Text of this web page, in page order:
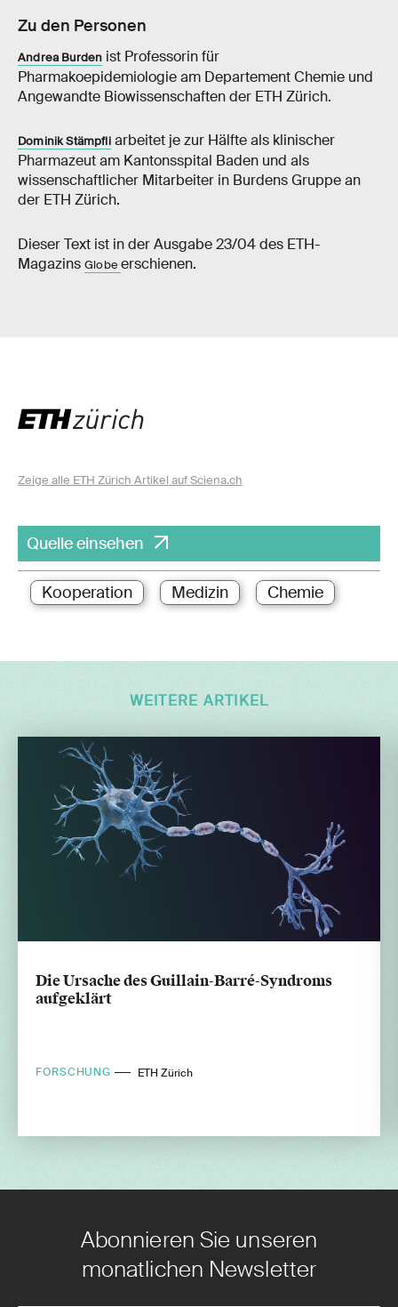
Zu den Personen
Andrea Burden ist Professorin für
Pharmakoepidemiologie am Departement Chemie und
Angewandte Biowissenschaften der ETH Zürich.
Dominik Stämpfliarbeitet je zur Hälfte als klinischer
Pharmazeut am Kantonsspital Baden und als
wissenschaftlicher Mitarbeiter in Burdens Gruppe an
der ETH Zürich.
Dieser Text ist in der Ausgabe 23/04 des ETH-​​​​​
Magazins Globeerschienen.
Zeige alle ETH Zürich Artikel auf Sciena.ch
Quelle einsehen
Kooperation Medizin Chemie
WEITERE ARTIKEL
Die Ursache des Guillain-Barré-Syndroms
aufgeklärt
FORSCHUNG ETH Zürich
Abonnieren Sie unseren
monatlichen Newsletter